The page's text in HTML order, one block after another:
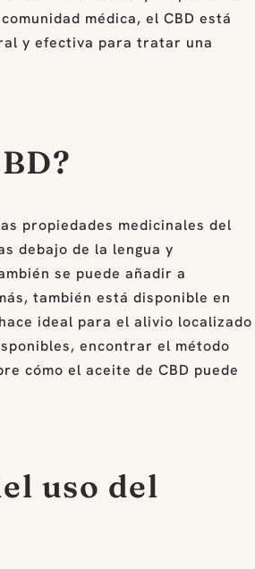
médica, el CBD está
y efectiva para tratar una
propiedades medicinales del
debajo de la lengua y
se puede añadir a
también está disponible en
ideal para el alivio localizado
encontrar el método
cómo el aceite de CBD puede
uso del